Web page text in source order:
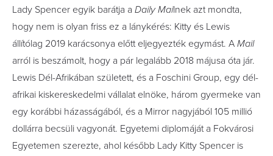
Lady Spencer egyik barátja a Daily Mailnek azt mondta,
hogy nem is olyan friss ez a lánykérés: Kitty és Lewis
állítólag 2019 karácsonya előtt eljegyezték egymást. A Mail
arról is beszámolt, hogy a pár legalább 2018 májusa óta jár.
Lewis Dél-Afrikában született, és a Foschini Group, egy dél-
afrikai kiskereskedelmi vállalat elnöke, három gyermeke van
egy korábbi házasságából, és a Mirror nagyjából 105 millió
dollárra becsüli vagyonát. Egyetemi diplomáját a Fokvárosi
Egyetemen szerezte, ahol később Lady Kitty Spencer is